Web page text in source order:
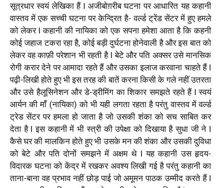
सूत्रधार स्वयं लेखिका हैं l अजीबोग़रीब घटना पर आधारित यह कहानी
वास्तव में एक सच्ची घटना पर केन्द्रित है- वर्ल्ड ट्रेंड सेंटर में हुए हमले
को लेकर l कहानी की नायिका को एक सपना हमेशा आता है कि कहनी
कोई जहाज टकरा रहा है, कोई बड़ी दुर्घटना होनेवाली है और इस बात को
लेकर वह काफ़ी परेशान भी रहती है l बेटे और पति अक्सर उसे मानसिक
रोगी करार देने पर आमादा रहते हैं और उसका इलाज करवाना चाहते हैं l
पढ़ी-लिखी होते हुए भी इस तरह की बातें करना किसी के गले नहीं उतरता
और उसे हैलूसिनेशन और डे-ड्रीमिंग का शिकार समझते रहते हैं l स्वयं
आर्यन की माँ (नायिका) को भी यही लगता रहता है परंतु वास्तव में वर्ल्ड
ट्रेड सेंटर पर हमला हो जाता है जो उसकी शंका को सच साबित कर
देता है l इस कहानी में भी स्त्री की उपेक्षा को दिखाया है सुधा जी ने l
कैसे घर की मालकिन होते हुए भी उसके मन की शंका और उसकी दुविधा
को बेटे और पति दोनों समझने में अक्षम थे l यह कहानी उस हृदय-
विदारक घटना को केंद्र में रखकर अवश्य लिखी गई है परंतु कहानी का
ताना-बाना वह प्रभाव नहीं छोड़ पाई जो अमूमन पाठक उम्मीद करते हैं l